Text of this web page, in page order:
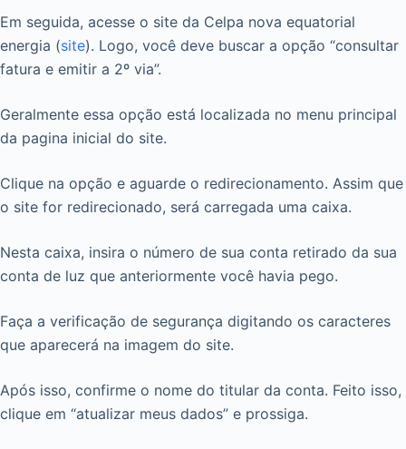
Em seguida, acesse o site da Celpa nova equatorial
energia (site). Logo, você deve buscar a opção “consultar
fatura e emitir a 2º via”.
Geralmente essa opção está localizada no menu principal
da pagina inicial do site.
Clique na opção e aguarde o redirecionamento. Assim que
o site for redirecionado, será carregada uma caixa.
Nesta caixa, insira o número de sua conta retirado da sua
conta de luz que anteriormente você havia pego.
Faça a verificação de segurança digitando os caracteres
que aparecerá na imagem do site.
Após isso, confirme o nome do titular da conta. Feito isso,
clique em “atualizar meus dados” e prossiga.